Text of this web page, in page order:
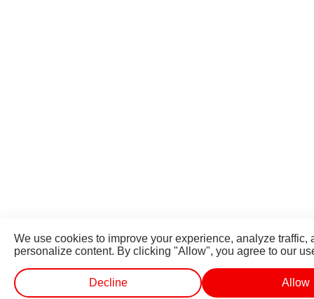
We use cookies to improve your experience, analyze traffic,
personalize content. By clicking "Allow", you agree to our
Decline Allow